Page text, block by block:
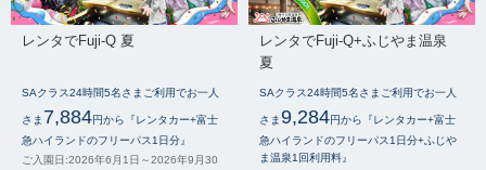
レンタでFuji-Q 夏
SAクラス24時間5名さまご利用でお一人
さま 7,884円から『レンタカー+富士
急ハイランドのフリーパス1日分』
ご入園日:2026年6月1日～2026年9月30
レンタでFuji-Q+ふじやま温泉
夏
SAクラス24時間5名さまご利用でお一人
さま9,284円から『レンタカー+富士
急ハイランドのフリーパス1日分+ふじや
ま温泉1回利用料』